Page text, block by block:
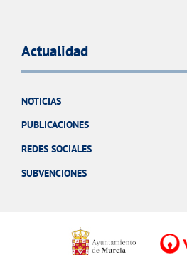
Actualidad
NOTICIAS
PUBLICACIONES
REDES SOCIALES
SUBVENCIONES